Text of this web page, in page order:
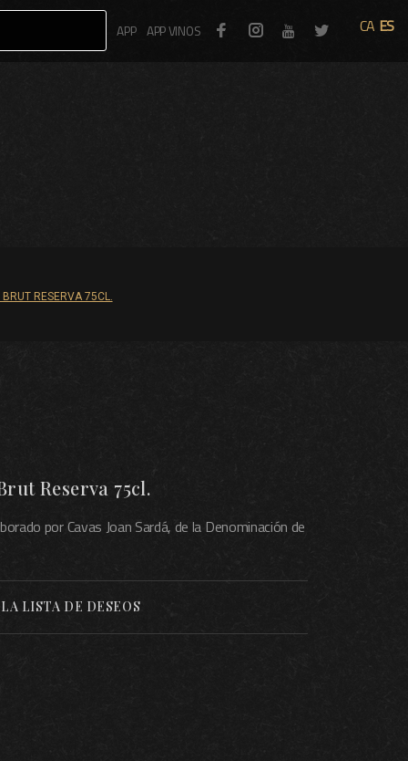
APP APP VINOS FacebookInstagram Twitter
RESERVA 75CL.
Reserva 75cl.
por Cavas Joan Sardá, de la Denominación de
LISTA DE DESEOS
CA ES